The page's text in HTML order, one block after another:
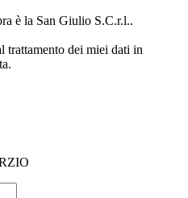
è la San Giulio S.C.r.l..
trattamento dei miei dati in